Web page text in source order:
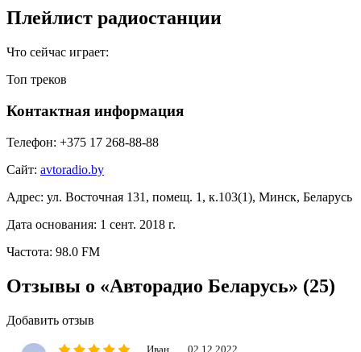
Плейлист радиостанции
Что сейчас играет:
Топ треков
Контактная информация
Телефон: +375 17 268-88-88
Сайт: avtoradio.by
Адрес: ул. Восточная 131, помещ. 1, к.103(1), Минск, Беларусь
Дата основания: 1 сент. 2018 г.
Частота: 98.0 FM
Отзывы о «Авторадио Беларусь» (25)
Добавить отзыв
Иван 02.12.2022